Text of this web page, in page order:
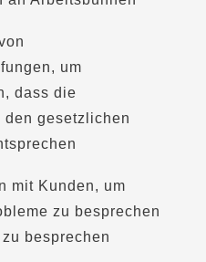
um
dass die
den gesetzlichen
mit Kunden, um
zu besprechen
besprechen